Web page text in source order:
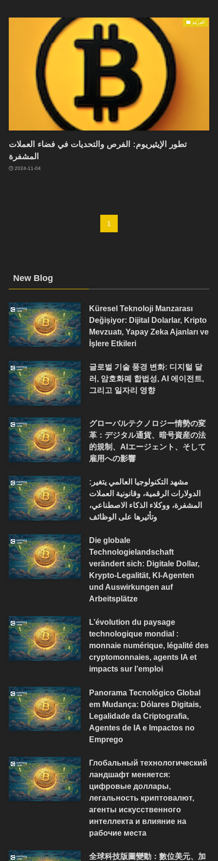
العربية
تطور الإيثيريوم: الفرص والتحديات في فضاء العملات
المشفرة
2024-11-04
1
New Blog
Küresel Teknoloji Manzarası
Değişiyor: Dijital Dolarlar, Kripto
Mevzuatı, Yapay Zeka Ajanları ve
İşlere Etkileri
글로벌 기술 풍경 변화: 디지털 달
러, 암호화폐 합법성, AI 에이전트,
그리고 일자리 영향
グローバルテクノロジー情勢の変
革：デジタル通貨、暗号資産の法
的規制、AIエージェント、そして
雇用への影響
مشهد التكنولوجيا العالمي يتغير:
الدولارات الرقمية، وقانونية العملات
المشفرة، ووكلاء الذكاء الاصطناعي،
وتأثيرها على الوظائف
Die globale
Technologielandschaft
verändert sich: Digitale Dollar,
Krypto-Legalität, KI-Agenten
und Auswirkungen auf
Arbeitsplätze
L’évolution du paysage
technologique mondial :
monnaie numérique, légalité des
cryptomonnaies, agents IA et
impacts sur l’emploi
Panorama Tecnológico Global
em Mudança: Dólares Digitais,
Legalidade da Criptografia,
Agentes de IA e Impactos no
Emprego
Глобальный технологический
ландшафт меняется:
цифровые доллары,
легальность криптовалют,
агенты искусственного
интеллекта и влияние на
рабочие места
全球科技版圖變動：數位美元、加